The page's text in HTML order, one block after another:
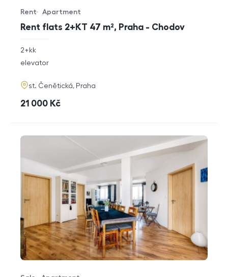
Rent flats 2+KT 47 m², Praha - Chodov
Offer type
Rent
Property type
Apartment
rozměry
disposition
2+kk
funkce
elevator
adresa
st. Čenětická, Praha
cena
21 000 Kč